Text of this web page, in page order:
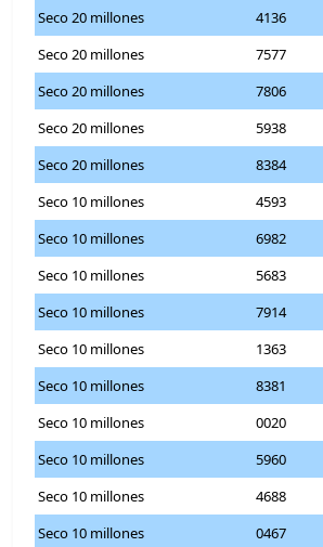
Seco 20 millones
4136
Seco 20 millones
7577
Seco 20 millones
7806
Seco 20 millones
5938
Seco 20 millones
8384
Seco 10 millones
4593
Seco 10 millones
6982
Seco 10 millones
5683
Seco 10 millones
7914
Seco 10 millones
1363
Seco 10 millones
8381
Seco 10 millones
0020
Seco 10 millones
5960
Seco 10 millones
4688
Seco 10 millones
0467